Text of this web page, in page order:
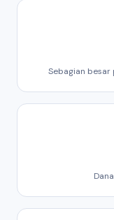
Sebagian